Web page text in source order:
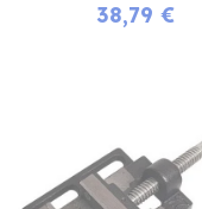
38,79 €